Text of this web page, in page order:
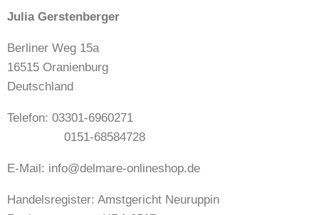
Julia Gerstenberger
Berliner Weg 15a
16515 Oranienburg
Deutschland
Telefon: 03301-6960271
0151-68584728
E-Mail: info@delmare-onlineshop.de
Handelsregister: Amstgericht Neuruppin